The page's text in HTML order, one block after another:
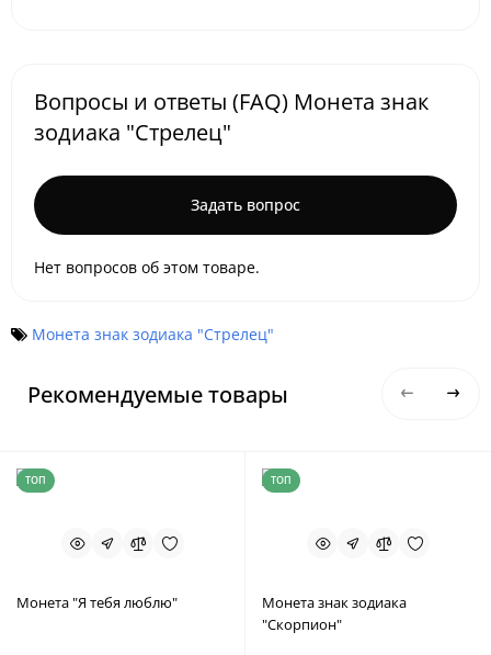
Вопросы и ответы (FAQ) Монета знак
зодиака "Стрелец"
Задать вопрос
Нет вопросов об этом товаре.
Монета знак зодиака "Стрелец"
Рекомендуемые товары
ТОП
Монета "Я тебя люблю"
ТОП
Монета знак зодиака
"Скорпион"